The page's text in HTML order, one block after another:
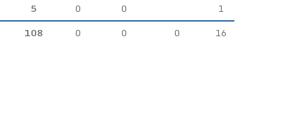
5 0 0
1
108 0 0 0 16